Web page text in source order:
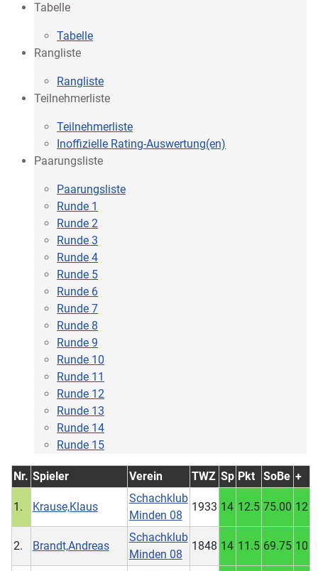
Tabelle
Tabelle
Rangliste
Rangliste
Teilnehmerliste
Teilnehmerliste
Inoffizielle Rating-Auswertung(en)
Paarungsliste
Paarungsliste
Runde 1
Runde 2
Runde 3
Runde 4
Runde 5
Runde 6
Runde 7
Runde 8
Runde 9
Runde 10
Runde 11
Runde 12
Runde 13
Runde 14
Runde 15
Nr. Spieler Verein TWZ Sp Pkt SoBe +
1. Krause,Klaus
Schachklub
Minden 08
1933 14 12.5 75.00 12
2. Brandt,Andreas
Schachklub
Minden 08
1848 14 11.5 69.75 10